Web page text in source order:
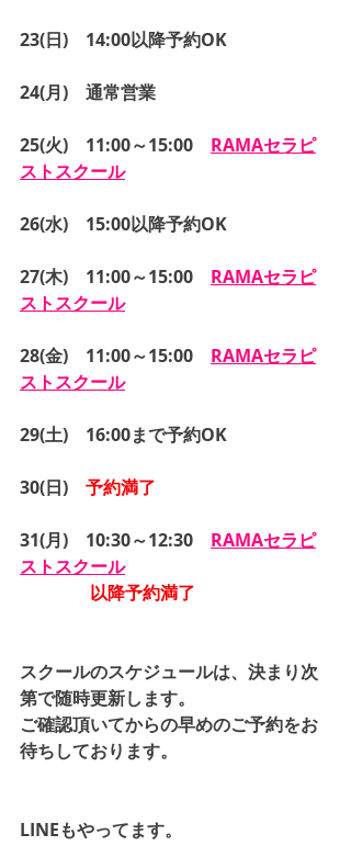
23(日)　14:00以降予約OK
24(月)　通常営業
25(火)　11:00～15:00 RAMAセラピ
ストスクール
26(水)　15:00以降予約OK
27(木)　11:00～15:00 RAMAセラピ
ストスクール
28(金)　11:00～15:00 RAMAセラピ
ストスクール
29(土)　16:00まで予約OK
30(日) 予約満了
31(月)　10:30～12:30 RAMAセラピ
ストスクール
以降予約満了
スクールのスケジュールは、決まり次
第で随時更新します。
ご確認頂いてからの早めのご予約をお
待ちしております。
LINEもやってます。